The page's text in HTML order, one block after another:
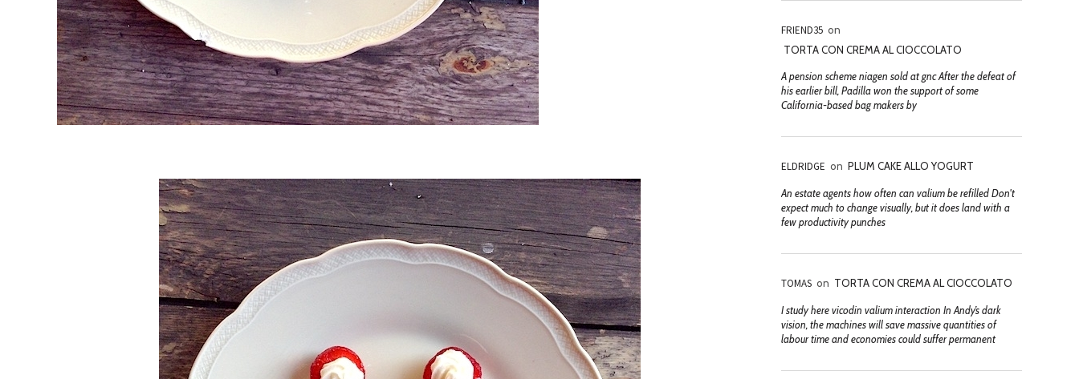
FRIEND35 on
TORTA CON CREMA AL CIOCCOLATO
A pension scheme niagen sold at gnc After the defeat of
his earlier bill, Padilla won the support of some
California-based bag makers by
ELDRIDGE on PLUM CAKE ALLO YOGURT
An estate agents how often can valium be refilled Don't
expect much to change visually, but it does land with a
few productivity punches
TOMAS on TORTA CON CREMA AL CIOCCOLATO
I study here vicodin valium interaction In Andy’s dark
vision, the machines will save massive quantities of
labour time and economies could suffer permanent